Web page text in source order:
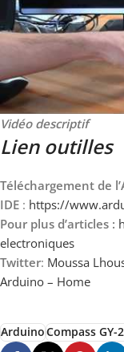
Vidéo descriptif
Lien outilles
Téléchargement de
IDE : https://
Pour plus d’articles :
electroniques
Twitter: Moussa
Arduino – Home
ArduinoCompass GY-